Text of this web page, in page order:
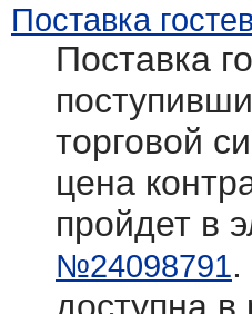
Поставка
Поставка
торговой
цена
пройдет в
№24098791